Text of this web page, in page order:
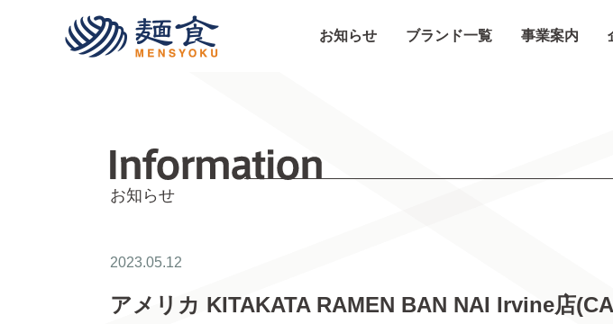
株式会社麺食
お知らせ
ブランド一覧 事業案内
お知らせ
2023.05.12
アメリカ KITAKATA RAMEN BAN NAI Irvine店